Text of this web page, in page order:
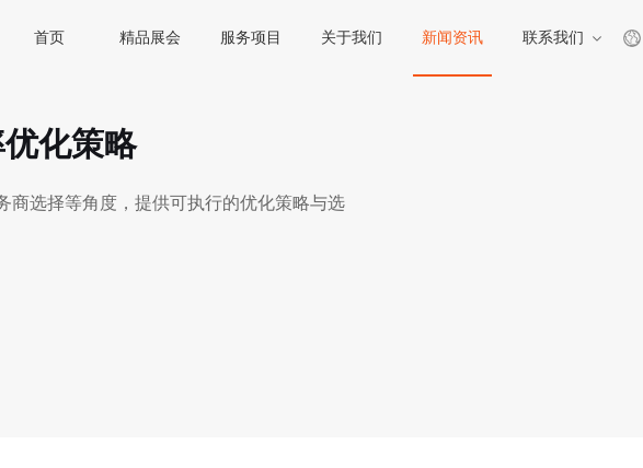
首页 精品展会 服务项目 关于我们 新闻资讯 联系我们
化策略
商选择等角度，提供可执行的优化策略与选